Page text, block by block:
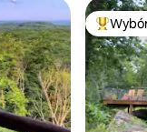
gości